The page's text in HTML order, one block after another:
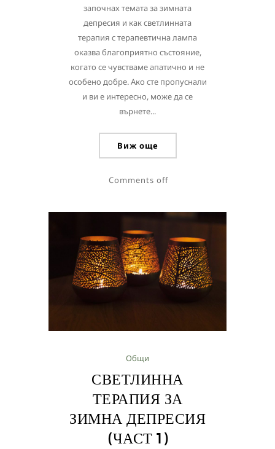
започнах темата за зимната
депресия и как светлинната
терапия с терапевтична лампа
оказва благоприятно състояние,
когато се чувстваме апатично и не
особено добре. Ако сте пропуснали
и ви е интересно, може да се
върнете...
Виж още
Comments off
Общи
СВЕТЛИННА
ТЕРАПИЯ ЗА
ЗИМНА ДЕПРЕСИЯ
(ЧАСТ 1)